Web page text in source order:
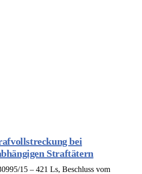
bei
Straftätern
15 – 421 Ls, Beschluss vom